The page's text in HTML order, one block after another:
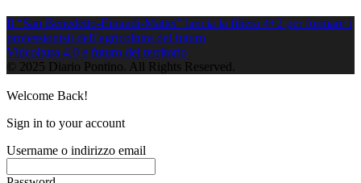
Il “San Benedetto-Einaudi-Mattei” lancia la filiera 4+2 per formare i
professionisti dell’agricoltura del futuro
Viticoltura 4.0 e futuro del territorio
© 2025 Diario Pontino. All Rights Reserved.
Welcome Back!
Sign in to your account
Username o indirizzo email